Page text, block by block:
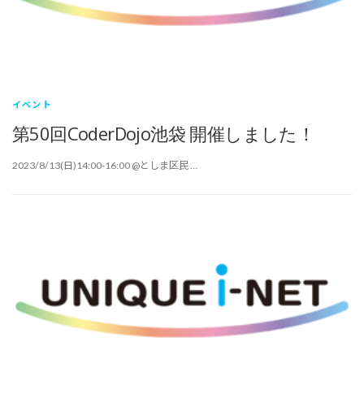
イベント
第50回CoderDojo池袋 開催しました！
2023/8/13(日)14:00-16:00 @としま区民 …